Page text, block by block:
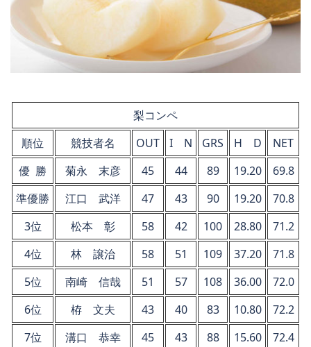
梨コンペ
順位
競技者名 OUT I N GRS H D
NET
優 勝
菊永 末彦 45 44 89 19.20
69.8
準優勝
江口 武洋 47 43 90 19.20
70.8
3位
松本 彰 58 42 100 28.80
71.2
4位
林 譲治 58 51 109 37.20
71.8
5位
南崎 信哉 51 57 108 36.00
72.0
6位
栫 文夫 43 40 83 10.80
72.2
7位
溝口 恭幸 45 43 88 15.60
72.4